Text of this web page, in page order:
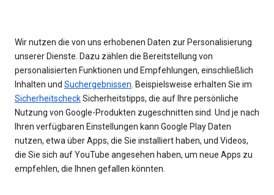
Wir nutzen die von uns erhobenen Daten zur Personalisierung
unserer Dienste. Dazu zählen die Bereitstellung von
personalisierten Funktionen und Empfehlungen, einschließlich
Inhalten und Suchergebnissen . Beispielsweise erhalten Sie im
SicherheitscheckSicherheitstipps, die auf Ihre persönliche
Nutzung von Google-Produkten zugeschnitten sind. Und je nach
Ihren verfügbaren Einstellungen kann Google Play Daten
nutzen, etwa über Apps, die Sie installiert haben, und Videos,
die Sie sich auf YouTube angesehen haben, um neue Apps zu
empfehlen, die Ihnen gefallen könnten.